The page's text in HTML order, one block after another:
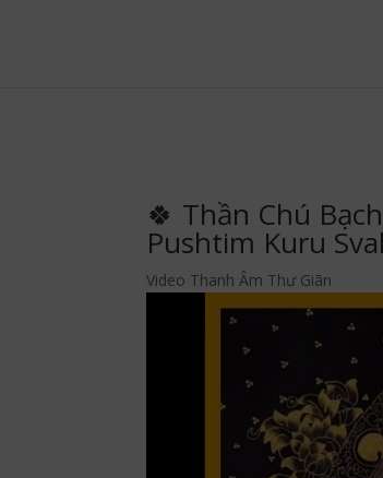
🍀 Thần Chú
Pushtim Kuru
Video Thanh Âm Thư Giãn